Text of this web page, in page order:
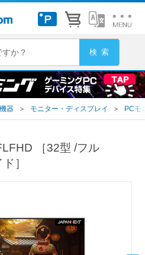
器 ＞ モニター・ディスプレイ ＞ PCモ
［32型 /フル
］